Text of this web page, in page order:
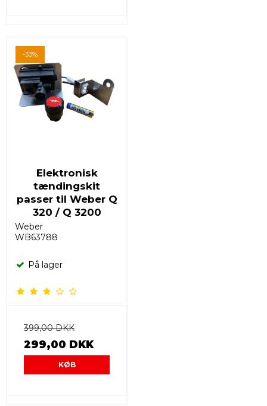
-33%
Elektronisk
tændingskit
passer til Weber Q
320 / Q 3200
Weber
WB63788
På lager
399,00 DKK
299,00 DKK
KØB